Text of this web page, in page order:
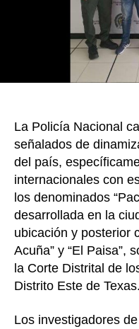
La Policía Nacional
señalados de
del país,
internacionales con
los denominados
desarrollada en la
ubicación y posterior
Acuña” y “El Paisa”,
la Corte Distrital de
Distrito Este de Texas.
Los investigadores